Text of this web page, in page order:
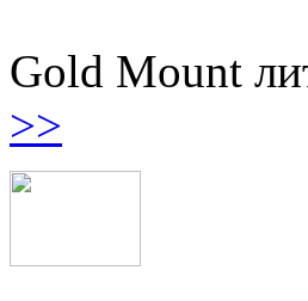
Gold Mount
>>